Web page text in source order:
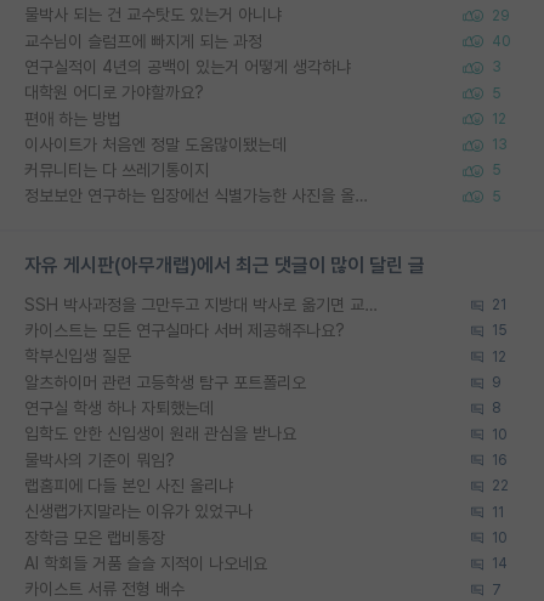
물박사 되는 건 교수탓도 있는거 아니냐 29
교수님이 슬럼프에 빠지게 되는 과정 40
연구실적이 4년의 공백이 있는거 어떻게 생각하냐 3
대학원 어디로 가야할까요? 5
편애 하는 방법 12
이사이트가 처음엔 정말 도움많이됐는데 13
커뮤니티는 다 쓰레기통이지 5
정보보안 연구하는 입장에선 식별가능한 사진을 올리는건 비추이긴함 5
자유 게시판(아무개랩)에서 최근 댓글이 많이 달린 글
SSH 박사과정을 그만두고 지방대 박사로 옮기면 교수의 꿈은 끝일까요? 21
카이스트는 모든 연구실마다 서버 제공해주나요? 15
학부신입생 질문 12
알츠하이머 관련 고등학생 탐구 포트폴리오 9
연구실 학생 하나 자퇴했는데 8
입학도 안한 신입생이 원래 관심을 받나요 10
물박사의 기준이 뭐임? 16
랩홈피에 다들 본인 사진 올리냐 22
신생랩가지말라는 이유가 있었구나 11
장학금 모은 랩비통장 10
AI 학회들 거품 슬슬 지적이 나오네요 14
카이스트 서류 전형 배수 7